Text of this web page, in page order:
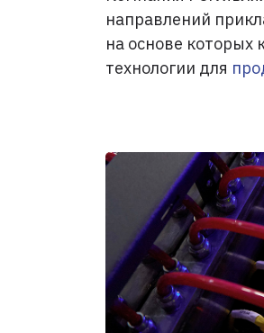
направлений
на основе
технологии для